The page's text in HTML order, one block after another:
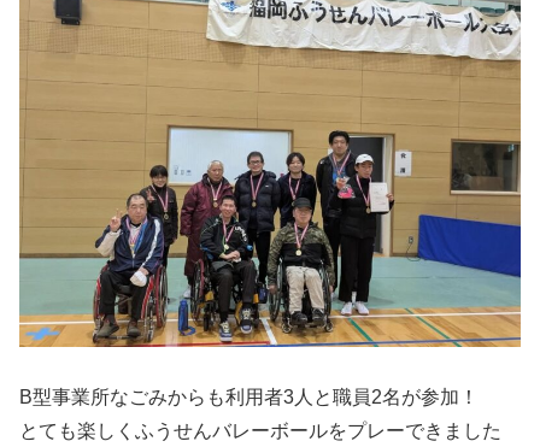
B型事業所なごみからも利用者3人と職員2名が参加！
とても楽しくふうせんバレーボールをプレーできました